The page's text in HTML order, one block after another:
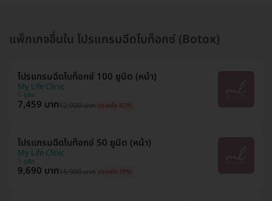
แพ็กเกจอื่นใน โปรแกรมฉีดโบท็อกซ์ (Botox)
โปรแกรมฉีดโบท็อกซ์ 100 ยูนิต (หน้า)
My Life Clinic
ดุสิต
7,459 บาท12,900 บาท ประหยัด 42%
โปรแกรมฉีดโบท็อกซ์ 50 ยูนิต (หน้า)
My Life Clinic
ดุสิต
9,690 บาท15,900 บาท ประหยัด 39%